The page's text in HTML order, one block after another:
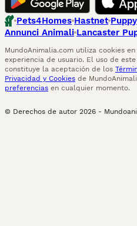
Pets4Homes Hastnet
Annunci Animali Lancaster
MundoAnimalia.com utiliza cookies
experiencia de usuario. El uso de
constituye la aceptación de los
Privacidad y Cookies de
preferencias en cualquier momento.
© Derechos de autor 2026 -